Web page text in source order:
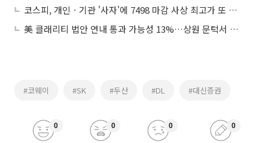
코스피, 개인ㆍ기관 '사자'에 7498 마감 사상 최고가 또 경신⋯삼전ㆍSK하닉 엇갈려
美 클래리티 법안 연내 통과 가능성 13%…상원 문턱서 제동
#코웨이 #SK #두산 #DL #대신증권
0 0 0 0